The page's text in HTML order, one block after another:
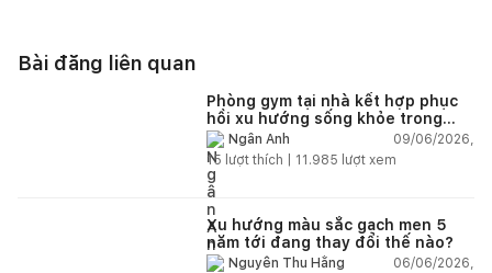
Bài đăng liên quan
Phòng gym tại nhà kết hợp phục
hồi xu hướng sống khỏe trong
nhà hiện đại
Ngân Anh
09/06/2026,
15 lượt thích | 11.985 lượt xem
Xu hướng màu sắc gạch men 5
năm tới đang thay đổi thế nào?
Nguyễn Thu Hằng
06/06/2026,